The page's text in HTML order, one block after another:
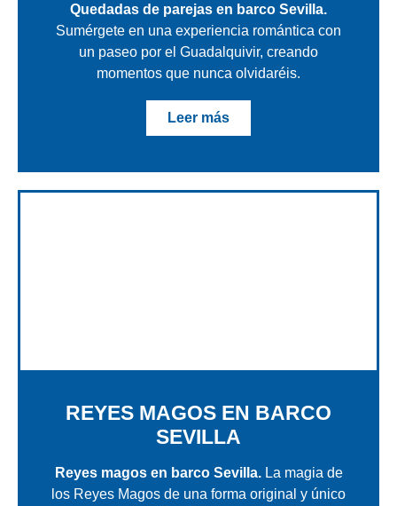
Quedadas de parejas en barco Sevilla.
Sumérgete en una experiencia romántica con
un paseo por el Guadalquivir, creando
momentos que nunca olvidaréis.
Leer más
REYES MAGOS EN BARCO
SEVILLA
Reyes magos en barco Sevilla.La magia de
los Reyes Magos de una forma original y único